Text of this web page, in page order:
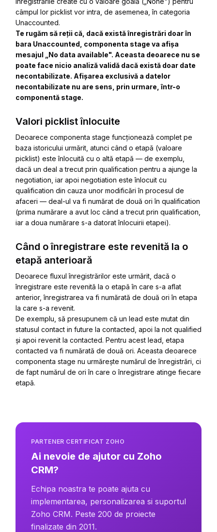
câmpul lor picklist vor intra, de asemenea, în categoria
Unaccounted.
Te rugăm să reții că, dacă există înregistrări doar în
bara Unaccounted, componenta stage va afișa
mesajul „No data available". Aceasta deoarece nu se
poate face nicio analiză validă dacă există doar date
necontabilizate. Afișarea exclusivă a datelor
necontabilizate nu are sens, prin urmare, într-o
componentă stage.
Valori picklist înlocuite
Deoarece componenta stage funcționează complet pe
baza istoricului urmărit, atunci când o etapă (valoare
picklist) este înlocuită cu o altă etapă — de exemplu,
dacă un deal a trecut prin qualification pentru a ajunge la
negotiation , iar apoi negotiation este înlocuit cu
qualification din cauza unor modificări în procesul de
afaceri — deal-ul va fi numărat de două ori în qualification
(prima numărare a avut loc când a trecut prin qualification
iar a doua numărare s-a datorat înlocuirii etapei).
Când o înregistrare este revenită la o
etapă anterioară
Deoarece fluxul înregistrărilor este urmărit, dacă o
înregistrare este revenită la o etapă în care s-a aflat
anterior, înregistrarea va fi numărată de două ori în etapa
la care s-a revenit.
De exemplu, să presupunem că un lead este mutat din
statusul contact in future la contacted , apoi la not qualified
și apoi revenit la contacted. Pentru acest lead, etapa
contacted va fi numărată de două ori. Aceasta deoarece
componenta stage nu urmărește numărul de înregistrări, ci
de fapt numărul de ori în care o înregistrare atinge fiecare
etapă.
PARTENER CERTIFICAT ZOHO
Ai nevoie de ajutor cu Zoho
CRM?
Echipa noastra te poate ajuta cu
implementarea, personalizarea si suportul
Zoho CRM. Peste 200 de proiecte
finalizate din 2011.